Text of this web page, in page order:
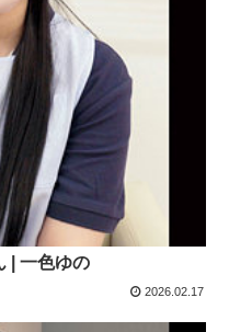
| 一色ゆの
2026.02.17